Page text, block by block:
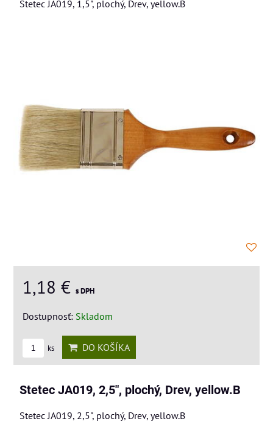
Stetec JA019, 1,5", plochý, Drev, yellow.B
1,18 € s DPH
Dostupnosť: Skladom
ks DO KOŠÍKA
Stetec JA019, 2,5", plochý, Drev, yellow.B
Stetec JA019, 2,5", plochý, Drev, yellow.B